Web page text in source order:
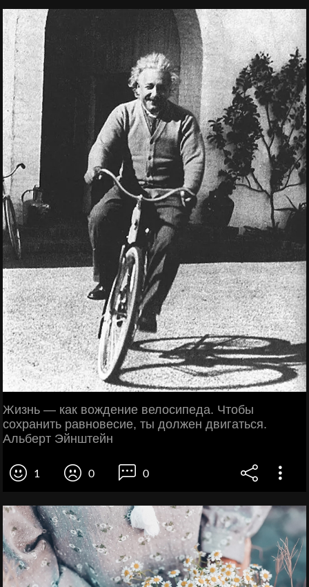
Жизнь — как вождение велосипеда. Чтобы
сохранить равновесие, ты должен двигаться.
Альберт Эйнштейн
1 0 0